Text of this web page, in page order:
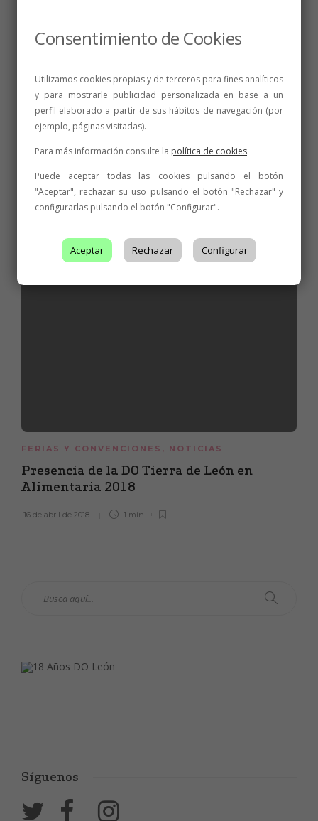
Experiencia Verema Málaga
BODEGAS,NOTICIAS, PREMIOS
Oro y plata para dos rosados de la DO León
en el Rosé Selection del Concurso Mundial de
Relacionados
FERIAS Y CONVENCIONES , NOTICIAS
Presencia de la DO Tierra de León en
Alimentaria 2018
16 de abril de 2018 1 min
Síguenos
Consentimiento de Cookies
Utilizamos cookies propias y de terceros para fines analíticos
y para mostrarle publicidad personalizada en base a un
perfil elaborado a partir de sus hábitos de navegación (por
ejemplo, páginas visitadas).
Para más información consulte la política de cookies.
Puede aceptar todas las cookies pulsando el botón
"Aceptar", rechazar su uso pulsando el botón "Rechazar" y
configurarlas pulsando el botón "Configurar".
Aceptar Rechazar Configurar